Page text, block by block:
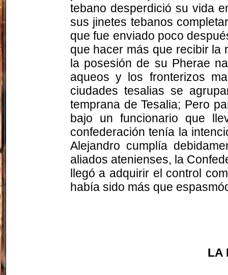
tebano desperdició su vida
sus jinetes tebanos
que fue enviado poco
que hacer más que recibir la
la posesión de su Pherae
aqueos y los fronterizos
ciudades tesalias se
temprana de Tesalia; Pero
bajo un funcionario que
confederación tenía la
Alejandro cumplía
aliados atenienses, la
llegó a adquirir el control
había sido más que
LA